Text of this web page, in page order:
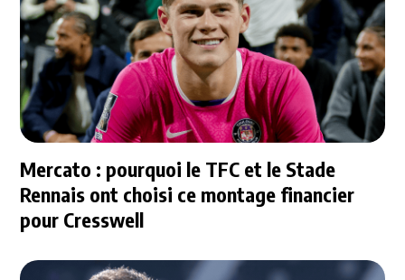
Mercato : pourquoi le TFC et le Stade
Rennais ont choisi ce montage financier
pour Cresswell